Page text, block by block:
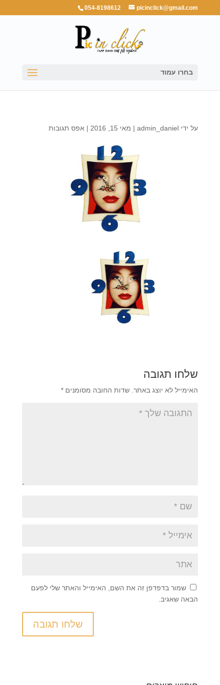
054-8198612 picinclick@gmail.com
בחרו עמוד
על ידי admin_daniel
| מאי 15, 2016 | אפס תגובות
שלחו תגובה
האימייל לא יוצג באתר. שדות החובה מסומנים *
שמור בדפדפן זה את השם, האימייל והאתר שלי לפעם
הבאה שאגיב.